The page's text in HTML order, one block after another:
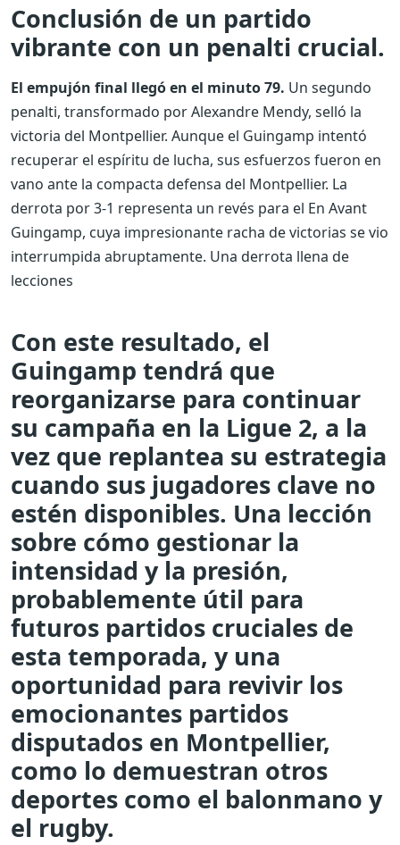
Conclusión de un partido
vibrante con un penalti crucial.
El empujón final llegó en el minuto 79. Un segundo
penalti, transformado por Alexandre Mendy, selló la
victoria del Montpellier. Aunque el Guingamp intentó
recuperar el espíritu de lucha, sus esfuerzos fueron en
vano ante la compacta defensa del Montpellier. La
derrota por 3-1 representa un revés para el En Avant
Guingamp, cuya impresionante racha de victorias se vio
interrumpida abruptamente. Una derrota llena de
lecciones
Con este resultado, el
Guingamp tendrá que
reorganizarse para continuar
su campaña en la Ligue 2, a la
vez que replantea su estrategia
cuando sus jugadores clave no
estén disponibles. Una lección
sobre cómo gestionar la
intensidad y la presión,
probablemente útil para
futuros partidos cruciales de
esta temporada, y una
oportunidad para revivir los
emocionantes partidos
disputados en Montpellier,
como lo demuestran otros
deportes como el balonmano y
el rugby.